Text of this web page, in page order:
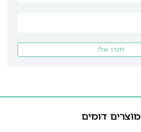
מוצרים דומים